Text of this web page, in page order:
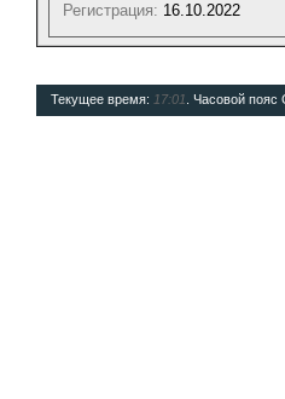
Регистрация: 16.10.2022
Текущее время: 17:01 . Часовой пояс